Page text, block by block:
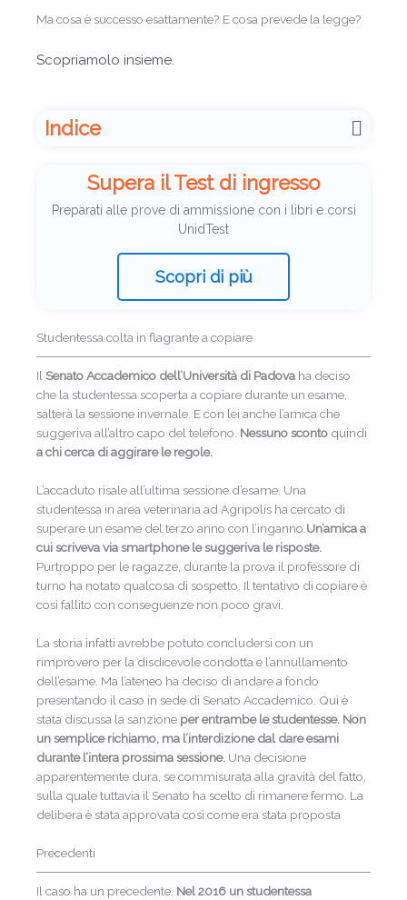
Ma cosa è successo esattamente? E cosa prevede la legge?
Scopriamolo insieme.
Indice
Supera il Test di ingresso
Preparati alle prove di ammissione con i libri e corsi
UnidTest
Scopri di più
Studentessa colta in flagrante a copiare
IlSenato Accademico dell’Università di Padova ha deciso
che la studentessa scoperta a copiare durante un esame,
salterà la sessione invernale. E con lei anche l’amica che
suggeriva all’altro capo del telefono. Nessuno sconto quindi
a chi cerca di aggirare le regole.
L’accaduto risale all’ultima sessione d’esame. Una
studentessa in area veterinaria ad Agripolis ha cercato di
superare un esame del terzo anno con l’inganno.Un’amica a
cui scriveva via smartphone le suggeriva le risposte.
Purtroppo per le ragazze, durante la prova il professore di
turno ha notato qualcosa di sospetto. Il tentativo di copiare è
così fallito con conseguenze non poco gravi.
La storia infatti avrebbe potuto concludersi con un
rimprovero per la disdicevole condotta e l’annullamento
dell’esame. Ma l’ateneo ha deciso di andare a fondo
presentando il caso in sede di Senato Accademico. Quì è
stata discussa la sanzione per entrambe le studentesse. Non
un semplice richiamo, ma l’interdizione dal dare esami
durante l’intera prossima sessione. Una decisione
apparentemente dura, se commisurata alla gravità del fatto,
sulla quale tuttavia il Senato ha scelto di rimanere fermo. La
delibera è stata approvata così come era stata proposta
Precedenti
Il caso ha un precedente. Nel 2016 un studentessa